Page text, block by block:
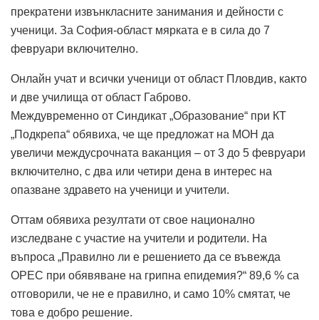
прекратени извънкласните занимания и дейности с
ученици. За София-област мярката е в сила до 7
февруари включително.
Онлайн учат и всички ученици от област Пловдив, както
и две училища от област Габрово.
Междувременно от Синдикат „Образование“ при КТ
„Подкрепа“ обявиха, че ще предложат на МОН да
увеличи междусрочната ваканция – от 3 до 5 февруари
включително, с два или четири дена в интерес на
опазване здравето на ученици и учители.
Оттам обявиха резултати от свое национално
изследване с участие на учители и родители. На
въпроса „Правилно ли е решението да се въвежда
ОРЕС при обявяване на грипна епидемия?“ 89,6 % са
отговорили, че не е правилно, и само 10% смятат, че
това е добро решение.